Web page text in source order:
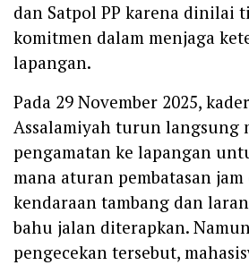
dan Satpol PP karena dinilai
komitmen dalam menjaga
lapangan.
Pada 29 November 2025,
Assalamiyah turun langsung
pengamatan ke lapangan
mana aturan pembatasan
kendaraan tambang dan
bahu jalan diterapkan.
pengecekan tersebut,